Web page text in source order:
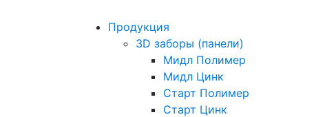
Продукция
3D заборы (панели)
Мидл Полимер
Мидл Цинк
Старт Полимер
Старт Цинк